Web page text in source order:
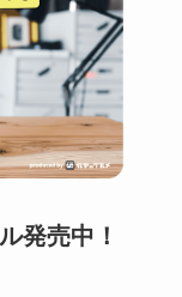
発売中！